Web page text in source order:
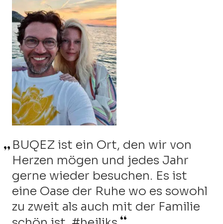
BUQEZ ist ein Ort, den wir von
Herzen mögen und jedes Jahr
gerne wieder besuchen. Es ist
eine Oase der Ruhe wo es sowohl
zu zweit als auch mit der Familie
BUQEZ ist das Paradies auf
Erden. Wir lieben es,
buchstäblich mit der Sonne in
unserem Bett aufzuwachen und
beim Untergehen einzuschlafen.
Ich kann mir nicht vorstellen, ein
Jahr ohne nach BUQEZ zu fahren.
Ich habe mich in diesen
wunderschönen Ort verliebt, der
sich wie ein zweites Zuhause